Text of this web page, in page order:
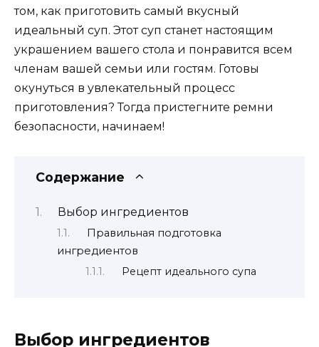
том, как приготовить самый вкусный
идеальный суп. Этот суп станет настоящим
украшением вашего стола и понравится всем
членам вашей семьи или гостям. Готовы
окунуться в увлекательный процесс
приготовления? Тогда пристегните ремни
безопасности, начинаем!
Содержание
Выбор ингредиентов
Правильная подготовка
ингредиентов
Рецепт идеального супа
Выбор ингредиентов